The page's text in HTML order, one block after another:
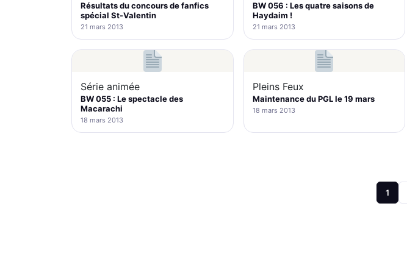
Résultats du concours de fanfics
spécial St-Valentin
21 mars 2013
BW 056 : Les quatre saisons de
Haydaim !
21 mars 2013
Série animée
BW 055 : Le spectacle des
Macarachi
18 mars 2013
Pleins Feux
Maintenance du PGL le 19 mars
18 mars 2013
1